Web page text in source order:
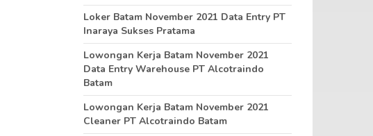
Loker Batam November 2021 Data Entry PT
Inaraya Sukses Pratama
Lowongan Kerja Batam November 2021
Data Entry Warehouse PT Alcotraindo
Batam
Lowongan Kerja Batam November 2021
Cleaner PT Alcotraindo Batam